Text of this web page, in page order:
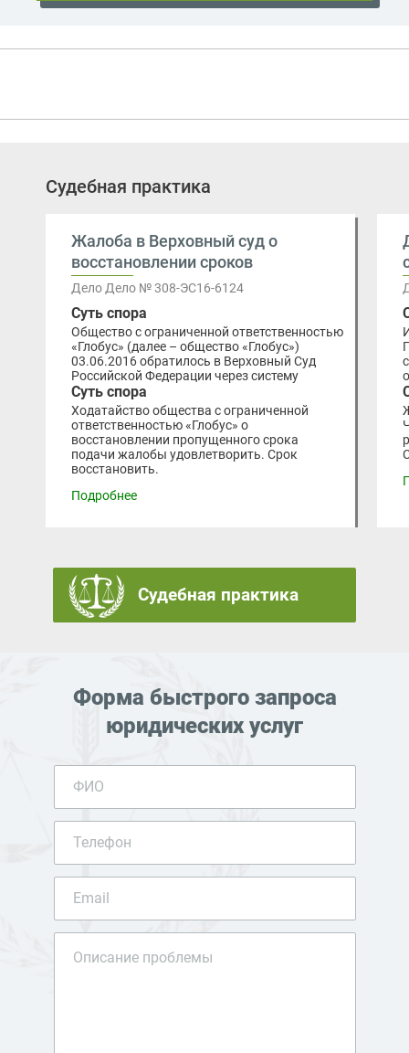
Судебная практика
Жалоба в Верховный суд о
восстановлении сроков
Дело Дело № 308-ЭС16-6124
Суть спора
Общество с ограниченной ответственностью
«Глобус» (далее – общество «Глобус»)
03.06.2016 обратилось в Верховный Суд
Российской Федерации через систему
Суть спора
Ходатайство общества с ограниченной
ответственностью «Глобус» о
восстановлении пропущенного срока
подачи жалобы удовлетворить. Срок
восстановить.
Подробнее
Судебная практика
Форма быстрого запроса
юридических услуг